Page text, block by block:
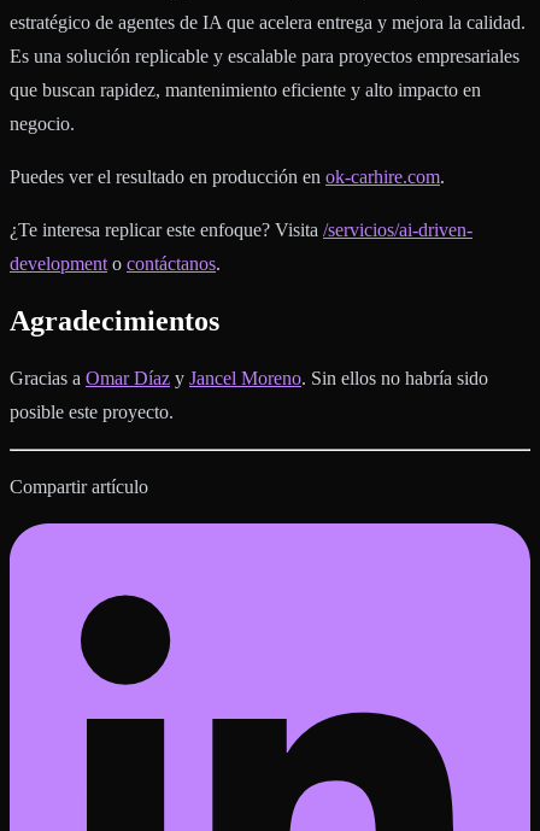
estratégico de agentes de IA que acelera entrega y mejora la calidad.
Es una solución replicable y escalable para proyectos empresariales
que buscan rapidez, mantenimiento eficiente y alto impacto en
negocio.
Puedes ver el resultado en producción en ok-carhire.com.
¿Te interesa replicar este enfoque? Visita /servicios/ai-driven-
development o contáctanos.
Agradecimientos
Gracias a Omar Díaz y Jancel Moreno. Sin ellos no habría sido
posible este proyecto.
Compartir artículo